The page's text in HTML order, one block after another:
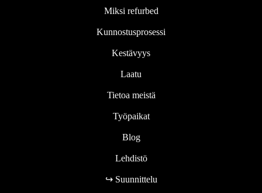
Miksi refurbed
Kunnostusprosessi
Kestävyys
Laatu
Tietoa meistä
Työpaikat
Blog
Lehdistö
↪ Suunnittelu